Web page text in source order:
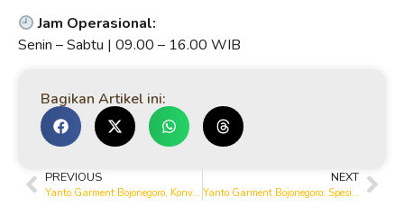
Jam Operasional:
Senin – Sabtu | 09.00 – 16.00 WIB
Bagikan Artikel ini:
PREVIOUS
Yanto Garment Bojonegoro, Konveksi PDH Berkualitas untuk Instansi dan Perusahaan
NEXT
Yanto Garment Bojonegoro: Spesialis Pembuatan Kemeja PDH Custom